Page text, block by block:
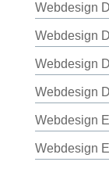
Webdesign
Webdesign
Webdesign
Webdesign
Webdesign
Webdesign